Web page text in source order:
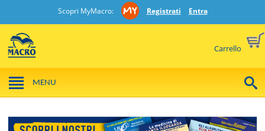
Scopri MyMacro: Registrati Entra
Carrello
MENU